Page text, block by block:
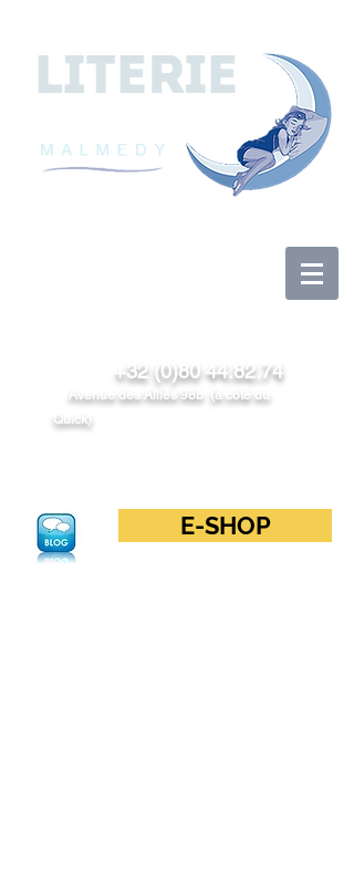
+32 (0)80 44.82.74
Avenue des Alliés 98b (à côté du
Quick)
E-SHOP